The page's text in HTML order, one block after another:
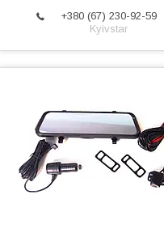
+380 (67) 230-92-59
Kyivstar